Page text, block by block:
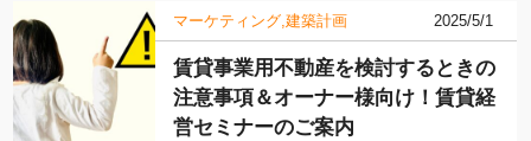
マーケティング 建築計画 2025/5/1
賃貸事業用不動産を検討するときの
注意事項＆オーナー様向け！賃貸経
営セミナーのご案内